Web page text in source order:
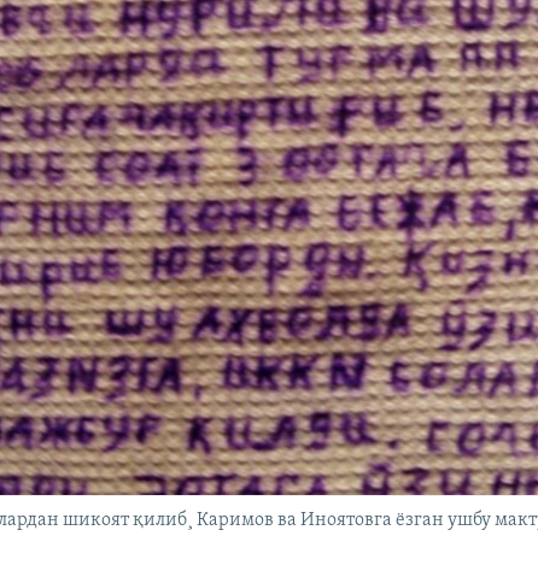
шикоят қилиб¸ Каримов ва Иноятовга ëзган ушбу